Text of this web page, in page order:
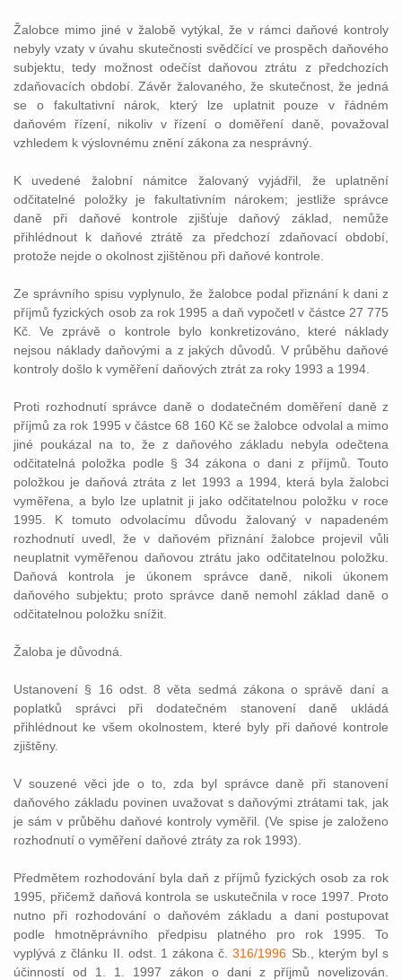
Žalobce mimo jiné v žalobě vytýkal, že v rámci daňové kontroly
nebyly vzaty v úvahu skutečnosti svědčící ve prospěch daňového
subjektu, tedy možnost odečíst daňovou ztrátu z předchozích
zdaňovacích období. Závěr žalovaného, že skutečnost, že jedná
se o fakultativní nárok, který lze uplatnit pouze v řádném
daňovém řízení, nikoliv v řízení o doměření daně, považoval
vzhledem k výslovnému znění zákona za nesprávný.
K uvedené žalobní námitce žalovaný vyjádřil, že uplatnění
odčitatelné položky je fakultativním nárokem; jestliže správce
daně při daňové kontrole zjišťuje daňový základ, nemůže
přihlédnout k daňové ztrátě za předchozí zdaňovací období,
protože nejde o okolnost zjištěnou při daňové kontrole.
Ze správního spisu vyplynulo, že žalobce podal přiznání k dani z
příjmů fyzických osob za rok 1995 a daň vypočetl v částce 27 775
Kč. Ve zprávě o kontrole bylo konkretizováno, které náklady
nejsou náklady daňovými a z jakých důvodů. V průběhu daňové
kontroly došlo k vyměření daňových ztrát za roky 1993 a 1994.
Proti rozhodnutí správce daně o dodatečném doměření daně z
příjmů za rok 1995 v částce 68 160 Kč se žalobce odvolal a mimo
jiné poukázal na to, že z daňového základu nebyla odečtena
odčitatelná položka podle § 34 zákona o dani z příjmů. Touto
položkou je daňová ztráta z let 1993 a 1994, která byla žalobci
vyměřena, a bylo lze uplatnit ji jako odčitatelnou položku v roce
1995. K tomuto odvolacímu důvodu žalovaný v napadeném
rozhodnutí uvedl, že v daňovém přiznání žalobce projevil vůli
neuplatnit vyměřenou daňovou ztrátu jako odčitatelnou položku.
Daňová kontrola je úkonem správce daně, nikoli úkonem
daňového subjektu; proto správce daně nemohl základ daně o
odčitatelnou položku snížit.
Žaloba je důvodná.
Ustanovení § 16 odst. 8 věta sedmá zákona o správě daní a
poplatků správci při dodatečném stanovení daně ukládá
přihlédnout ke všem okolnostem, které byly při daňové kontrole
zjištěny.
V souzené věci jde o to, zda byl správce daně při stanovení
daňového základu povinen uvažovat s daňovými ztrátami tak, jak
je sám v průběhu daňové kontroly vyměřil. (Ve spise je založeno
rozhodnutí o vyměření daňové ztráty za rok 1993).
Předmětem rozhodování byla daň z příjmů fyzických osob za rok
1995, přičemž daňová kontrola se uskutečnila v roce 1997. Proto
nutno při rozhodování o daňovém základu a dani postupovat
podle hmotněprávního předpisu platného pro rok 1995. To
vyplývá z článku II. odst. 1 zákona č.316/1996 Sb., kterým byl s
účinností od 1. 1. 1997 zákon o dani z příjmů novelizován.